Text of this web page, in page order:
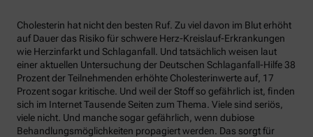
Cholesterin hat nicht den besten Ruf. Zu viel davon im Blut erhöht
auf Dauer das Risiko für schwere Herz-Kreislauf-Erkrankungen
wie Herzinfarkt und Schlaganfall. Und tatsächlich weisen laut
einer aktuellen Untersuchung der Deutschen Schlaganfall-Hilfe 38
Prozent der Teilnehmenden erhöhte Cholesterinwerte auf, 17
Prozent sogar kritische. Und weil der Stoff so gefährlich ist, finden
sich im Internet Tausende Seiten zum Thema. Viele sind seriös,
viele nicht. Und manche sogar gefährlich, wenn dubiose
Behandlungsmöglichkeiten propagiert werden. Das sorgt für